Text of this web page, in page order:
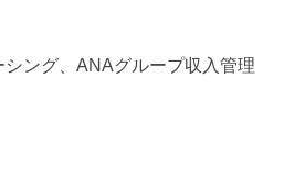
グ、ANAグループ収入管理